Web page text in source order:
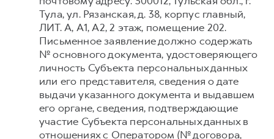
Тула, ул. Рязанская, д. 38, корпус главный,
ЛИТ. А, А1, А2, 2 этаж, помещение 202.
Письменное заявление должно содержать
№ основного документа, удостоверяющего
личность Субъекта персональных данных
или его представителя, сведения о дате
выдачи указанного документа и выдавшем
его органе, сведения, подтверждающие
участие Субъекта персональных данных в
отношениях с Оператором (№ договора,